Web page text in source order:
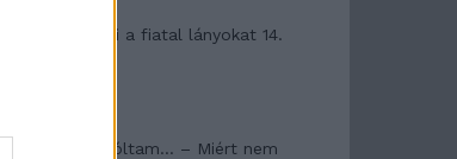
T. szereti a fiatal lányokat 14.
Pedig szóltam… – Miért nem